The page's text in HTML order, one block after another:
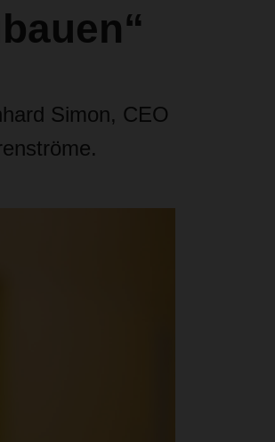
Simon, CEO